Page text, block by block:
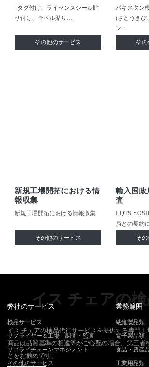
タグ付け、ライセンスシール貼
り付け、ラベル貼り…
その他のサービス
パキスタン
(さとうきび
ン…
その
新規工場開拓における情
報収集
新規工場開拓における情報収集
その他のサービス
輸入国政
査
HQTS-
局との契約
その
イス チェアの
イス チェアの検品代行サービスを提供する専門
商品は品質基準の相違等がご心配の場合、第三者
とをお勧めです。
弊社のサービス
検品サービス
サプライヤー＆工場 調査・監査
サプライチェーンマネジメント
その他のサービス
業務範囲
繊維製品類
電子製品類
食品・農産
工業用品類